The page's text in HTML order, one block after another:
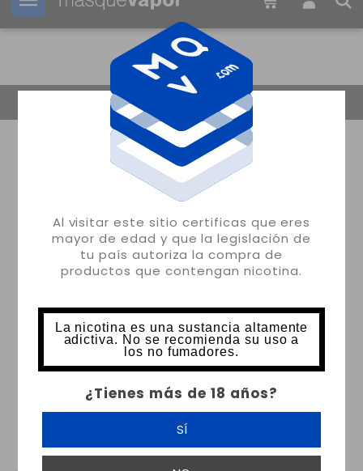
Al visitar este sitio certificas que eres
mayor de edad y que la legislación de
tu país autoriza la compra de
productos que contengan nicotina.
La nicotina es una sustancia altamente
adictiva. No se recomienda su uso a
los no fumadores.
¿Tienes más de 18 años?
SÍ
Tu pedido puede ser enviado en 19m: